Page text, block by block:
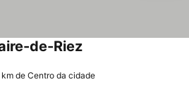
de-RiezVer preços
de Centro da cidade